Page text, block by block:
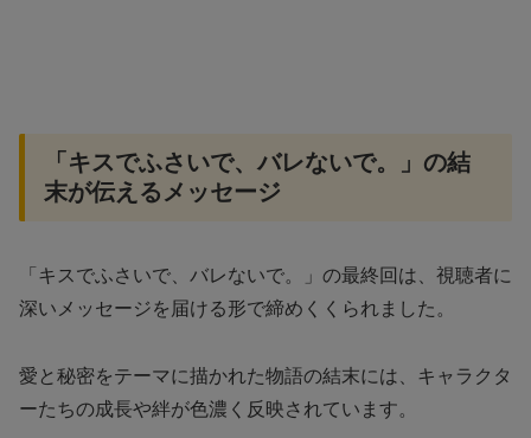
「キスでふさいで、バレないで。」の結
末が伝えるメッセージ
「キスでふさいで、バレないで。」の最終回は、視聴者に
深いメッセージを届ける形で締めくくられました。
愛と秘密をテーマに描かれた物語の結末には、キャラクタ
ーたちの成長や絆が色濃く反映されています。